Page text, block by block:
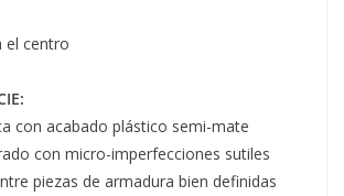
el centro
con acabado plástico semi-mate
con micro-imperfecciones sutiles
piezas de armadura bien definidas